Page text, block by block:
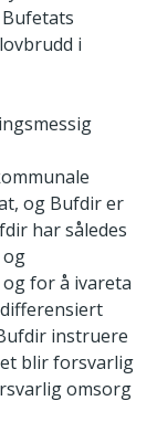
i
og Bufdir er
har således
for å ivareta
instruere
blir forsvarlig
omsorg